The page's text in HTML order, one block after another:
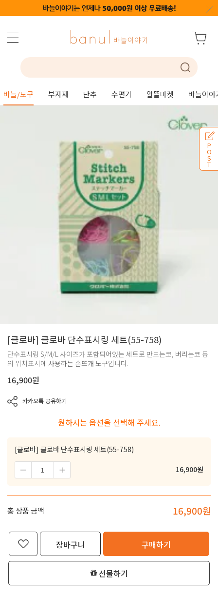
바늘/도구 부자재 단추 수편기 알뜰마켓 바늘이야
P
O
S
T
[클로바] 클로바 단수표시링 세트(55-758)
단수표시링 S/M/L 사이즈가 포함되어있는 세트로 만드는코, 버리는코 등
의 위치표시에 사용하는 손뜨개 도구입니다.
16,900원
카카오톡 공유하기
원하시는 옵션을 선택해 주세요.
[클로바] 클로바 단수표시링 세트(55-758)
16,900원
총 상품 금액 16,900원
장바구니 구매하기
선물하기